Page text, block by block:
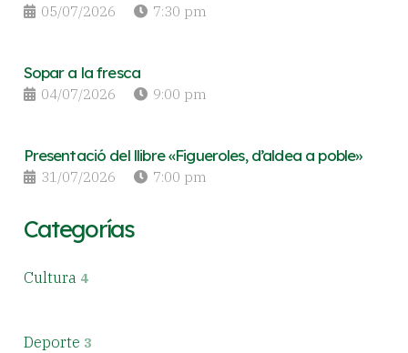
05/07/2026 7:30 pm
Sopar a la fresca
04/07/2026 9:00 pm
Presentació del llibre «Figueroles, d’aldea a poble»
31/07/2026 7:00 pm
Categorías
Cultura 4
Deporte 3